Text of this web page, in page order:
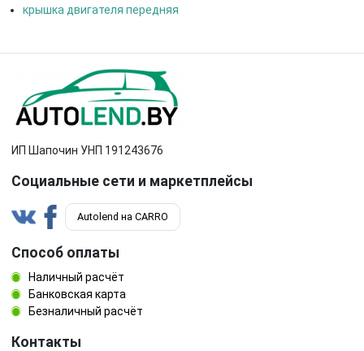
крышка двигателя передняя
ИП Шапочин УНП 191243676
Социальные сети и маркетплейсы
Autolend на CARRO
Способ оплаты
Наличный расчёт
Банковская карта
Безналичный расчёт
Контакты